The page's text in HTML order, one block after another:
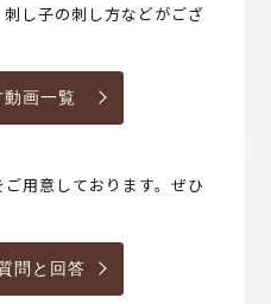
し子の刺し方などがござ
画一覧
用意しております。ぜひ
問と回答